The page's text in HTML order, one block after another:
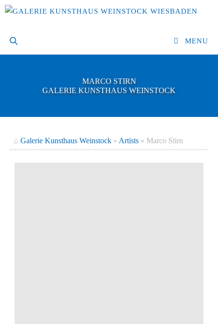
Zum
MENU
MARCO STIRN
GALERIE KUNSTHAUS WEINSTOCK
⌂ Galerie Kunsthaus Weinstock » Artists » Marco Stirn